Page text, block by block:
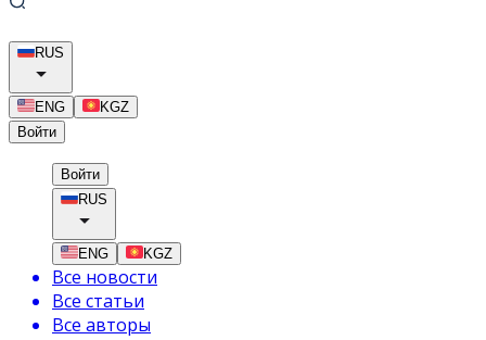
RUS
ENG
KGZ
Войти
Войти
RUS
ENG KGZ
Все новости
Все статьи
Все авторы